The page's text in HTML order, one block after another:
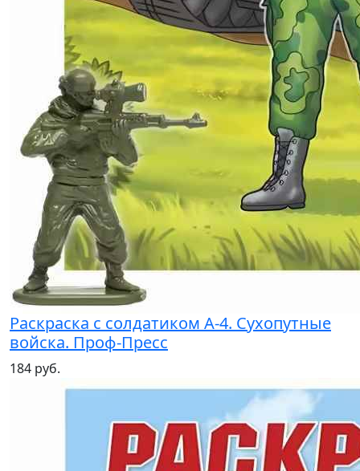
Раскраска с солдатиком А-4. Сухопутные
войска. Проф-Пресс
184 руб.